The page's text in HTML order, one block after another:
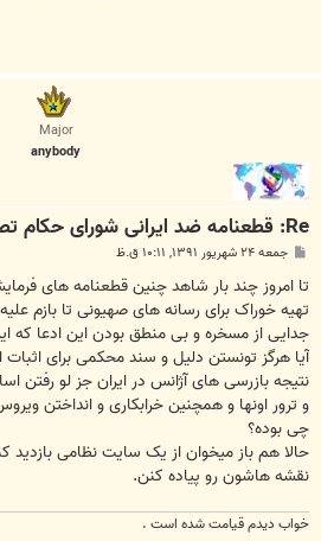
Major
anybody
Re: قطعنامه ضد ایرانی شورای حکام تصویب شد
ت
جمعه ۲۴ شهریور ۱۳۹۱, ۱۰:۱۱ ق.ظ
تا امروز چند بار شاهد چنین قطعنامه های
تهیه خوراک برای رسانه های صهیونی تا بازم
جدایی از مسخره و بی منطق بودن این ادعا که
آیا هرگز تونستن دلیل و سند محکمی برای
نتیجه بازرسی های آژانس در ایران جز لو رفتن
و ترور اونها و همچنین خرابکاری و انداختن
چی بوده؟
حالا هم باز میخوان از یک سایت نظامی بازدید
نقشه هاشون رو پیاده کنن.
خواب دیدم قیامت شده است .